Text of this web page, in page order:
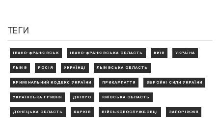
ТЕГИ
ІВАНО-ФРАНКІВСЬК ІВАНО-ФРАНКІВСЬКА ОБЛАСТЬ КИЇВ УКРАЇНА
ЛЬВІВ РОСІЯ УКРАЇНЦІ ЛЬВІВСЬКА ОБЛАСТЬ
КРИМІНАЛЬНИЙ КОДЕКС УКРАЇНИ ПРИКАРПАТТЯ ЗБРОЙНІ СИЛИ УКРАЇНИ
УКРАЇНСЬКА ГРИВНЯ ДНІПРО КИЇВСЬКА ОБЛАСТЬ
ДОНЕЦЬКА ОБЛАСТЬ ХАРКІВ ВІЙСЬКОВОСЛУЖБОВЦІ ЗАПОРІЖЖЯ